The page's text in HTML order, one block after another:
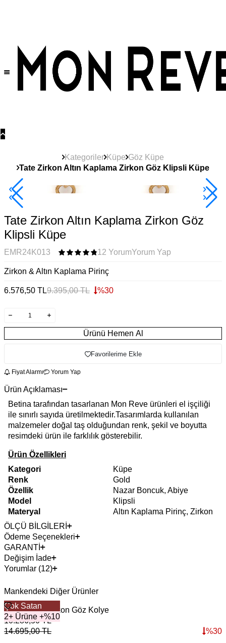
Kategoriler Küpe Göz Küpe
Tate Zirkon Altın Kaplama Zirkon Göz Klipsli Küpe
2+ Ürüne +%10
Tate Zirkon Altın Kaplama Zirkon Göz
Klipsli Küpe
EMR24K013 12 YorumYorum Yap
Zirkon & Altın Kaplama Pirinç
6.576,50 TL9.395,00TL %30
Ürünü Hemen Al
Favorilerime Ekle
Fiyat Alarmı Yorum Yap
Ürün Açıklaması
Betina tarafından tasarlanan Mon Reve ürünleri el işçiliği
ile sınırlı sayıda üretilmektedir.Tasarımlarda kullanılan
malzemeler doğal taş olduğundan renk, şekil ve boyutta
resimdeki ürün ile farklılık gösterebilir.
Ürün Özellikleri
Kategori
Küpe
Renk
Gold
Özellik
Nazar Boncuk, Abiye
Model
Klipsli
Materyal
Altın Kaplama Pirinç, Zirkon
ÖLÇÜ BİLGİLERİ
Ödeme Seçenekleri
GARANTİ
Değişim İade
Yorumlar (12)
Mankendeki Diğer Ürünler
Çok Satan
2+ Ürüne +%10
Mother Fire Zirkon Göz Kolye
10.286,50TL
14.695,00TL %30